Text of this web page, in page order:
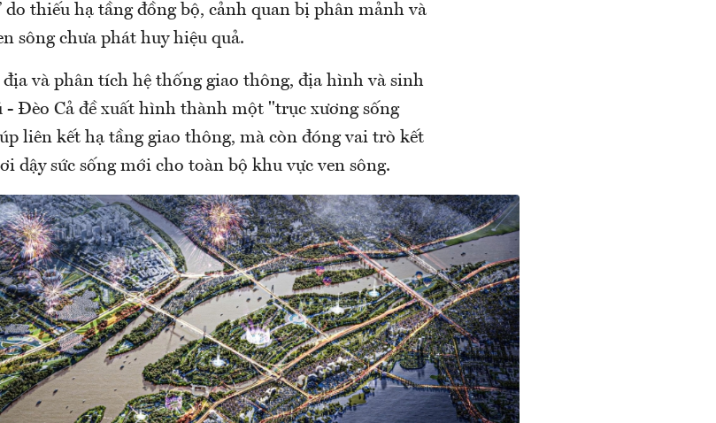
do thiếu hạ tầng đồng bộ, cảnh quan bị phân mảnh và
sông chưa phát huy hiệu quả.
địa và phân tích hệ thống giao thông, địa hình và sinh
Đèo Cả đề xuất hình thành một "trục xương sống
liên kết hạ tầng giao thông, mà còn đóng vai trò kết
dậy sức sống mới cho toàn bộ khu vực ven sông.